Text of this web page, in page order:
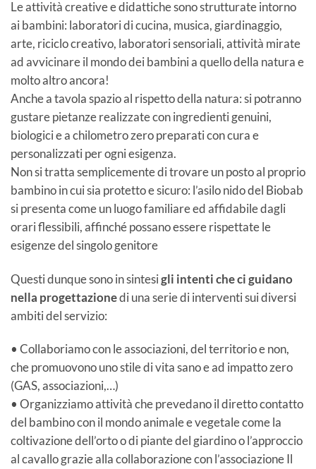
Le attività creative e didattiche sono strutturate intorno
ai bambini: laboratori di cucina, musica, giardinaggio,
arte, riciclo creativo, laboratori sensoriali, attività mirate
ad avvicinare il mondo dei bambini a quello della natura e
molto altro ancora!
Anche a tavola spazio al rispetto della natura: si potranno
gustare pietanze realizzate con ingredienti genuini,
biologici e a chilometro zero preparati con cura e
personalizzati per ogni esigenza.
Non si tratta semplicemente di trovare un posto al proprio
bambino in cui sia protetto e sicuro: l’asilo nido del Biobab
si presenta come un luogo familiare ed affidabile dagli
orari flessibili, affinché possano essere rispettate le
esigenze del singolo genitore
Questi dunque sono in sintesigli intenti che ci guidano
nella progettazionedi una serie di interventi sui diversi
ambiti del servizio:
• Collaboriamo con le associazioni, del territorio e non,
che promuovono uno stile di vita sano e ad impatto zero
(GAS, associazioni,…)
• Organizziamo attività che prevedano il diretto contatto
del bambino con il mondo animale e vegetale come la
coltivazione dell’orto o di piante del giardino o l’approccio
al cavallo grazie alla collaborazione con l’associazione Il